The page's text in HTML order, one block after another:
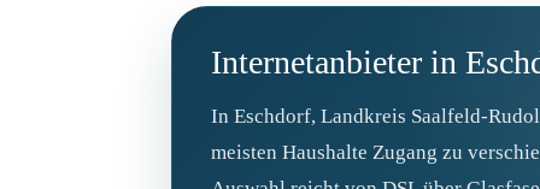
Internetanbieter in
In Eschdorf, Landkreis Saalfeld-
meisten Haushalte Zugang zu